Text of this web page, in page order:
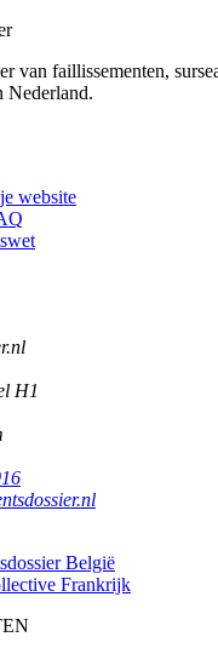
van faillissementen,
Nederland.
website
H1
België
Frankrijk